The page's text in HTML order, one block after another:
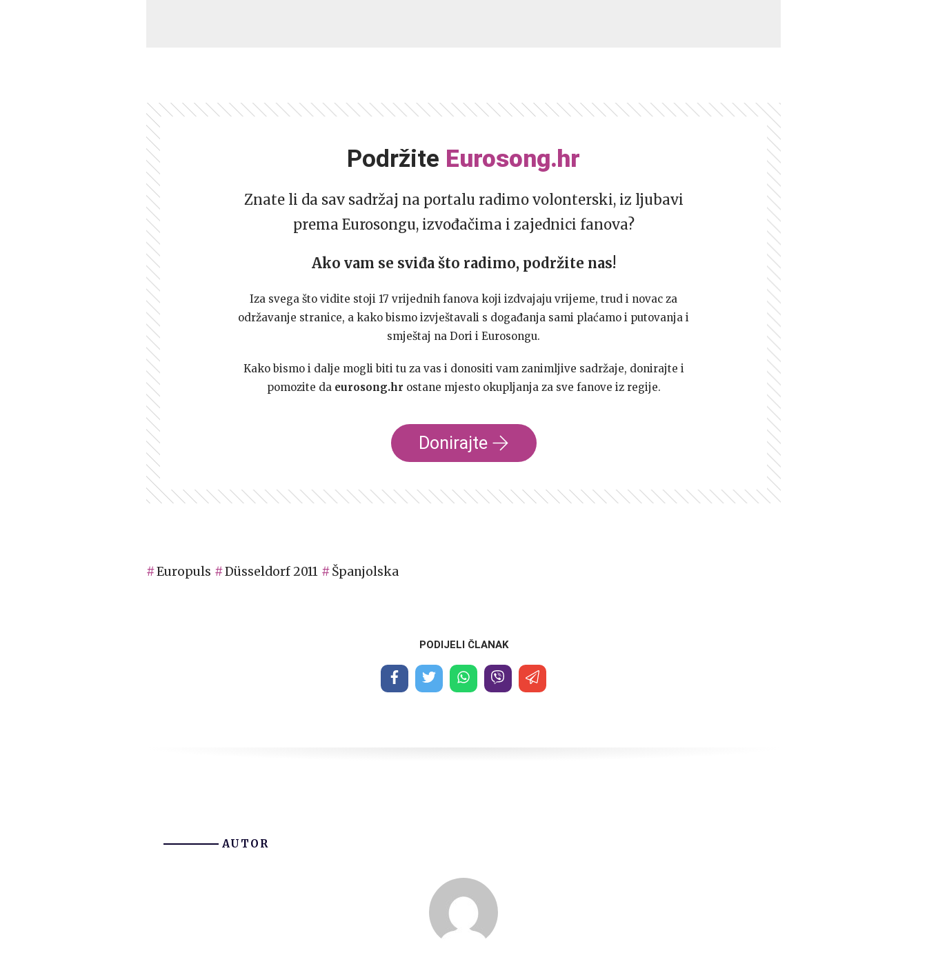
Podržite Eurosong.hr
Znate li da sav sadržaj na portalu radimo volonterski, iz ljubavi
prema Eurosongu, izvođačima i zajednici fanova?
Ako vam se sviđa što radimo, podržite nas!
Iza svega što vidite stoji 17 vrijednih fanova koji izdvajaju vrijeme, trud i novac za
održavanje stranice, a kako bismo izvještavali s događanja sami plaćamo i putovanja i
smještaj na Dori i Eurosongu.
Kako bismo i dalje mogli biti tu za vas i donositi vam zanimljive sadržaje, donirajte i
pomozite da eurosong.hr ostane mjesto okupljanja za sve fanove iz regije.
Donirajte
Europuls Düsseldorf 2011 Španjolska
PODIJELI ČLANAK
AUTOR